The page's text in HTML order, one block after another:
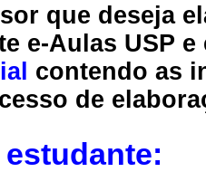
que deseja
e-Aulas USP
contendo as
de